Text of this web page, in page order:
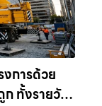
งการด้วย
ก ทั้งรายวัน